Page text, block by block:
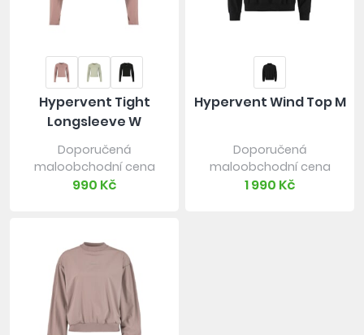
Hypervent Tight
Longsleeve W
Doporučená
maloobchodní cena
990 Kč
Hypervent Wind Top M
Doporučená
maloobchodní cena
1 990 Kč